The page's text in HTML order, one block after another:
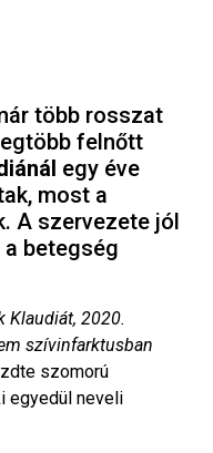
több rosszat
felnőtt
egy éve
most a
A szervezete jól
betegség
Klaudiát, 2020.
szívinfarktusban
szomorú
egyedül neveli